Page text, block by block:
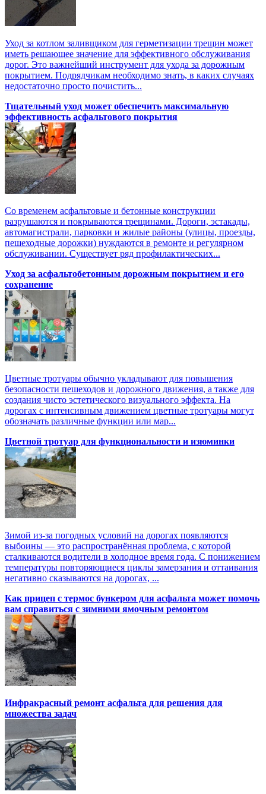
Уход за котлом заливщиком для герметизации трещин может
иметь решающее значение для эффективного обслуживания
дорог. Это важнейший инструмент для ухода за дорожным
покрытием. Подрядчикам необходимо знать, в каких случаях
недостаточно просто почистить...
Тщательный уход может обеспечить максимальную
эффективность асфальтового покрытия
Со временем асфальтовые и бетонные конструкции
разрушаются и покрываются трещинами. Дороги, эстакады,
автомагистрали, парковки и жилые районы (улицы, проезды,
пешеходные дорожки) нуждаются в ремонте и регулярном
обслуживании. Существует ряд профилактических...
Уход за асфальтобетонным дорожным покрытием и его
сохранение
Цветные тротуары обычно укладывают для повышения
безопасности пешеходов и дорожного движения, а также для
создания чисто эстетического визуального эффекта. На
дорогах с интенсивным движением цветные тротуары могут
обозначать различные функции или мар...
Цветной тротуар для функциональности и изюминки
Зимой из-за погодных условий на дорогах появляются
выбоины — это распространённая проблема, с которой
сталкиваются водители в холодное время года. С понижением
температуры повторяющиеся циклы замерзания и оттаивания
негативно сказываются на дорогах, ...
Как прицеп с термоc бункером для асфальта может помочь
вам справиться с зимними ямочным ремонтом
Инфракрасный ремонт асфальта для решения для
множества задач